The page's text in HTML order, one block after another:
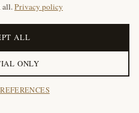
all.Privacy policy
ALL
ONLY